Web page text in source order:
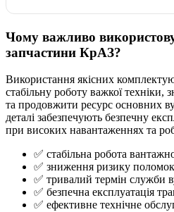
Чому важливо
запчастини КрАЗ?
Використання якісних
стабільну роботу важкої техніки,
та продовжити ресурс основних
деталі забезпечують безпечну
при високих навантаженнях та
✅ стабільна робота
✅ зниження ризику
✅ тривалий термін служби
✅ безпечна експлуатація
✅ ефективне технічне